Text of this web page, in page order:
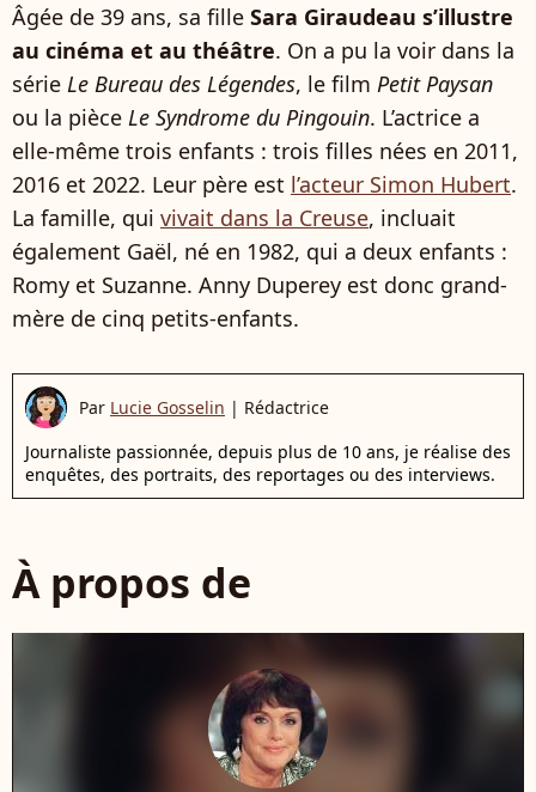
Âgée de 39 ans, sa fille Sara Giraudeau s’illustre
au cinéma et au théâtre. On a pu la voir dans la
série Le Bureau des Légendes, le film Petit Paysan
ou la pièce Le Syndrome du Pingouin. L’actrice a
elle-même trois enfants : trois filles nées en 2011,
2016 et 2022. Leur père est l’acteur Simon Hubert.
La famille, qui vivait dans la Creuse, incluait
également Gaël, né en 1982, qui a deux enfants :
Romy et Suzanne. Anny Duperey est donc grand-
mère de cinq petits-enfants.
Par Lucie Gosselin | Rédactrice
Journaliste passionnée, depuis plus de 10 ans, je réalise des
enquêtes, des portraits, des reportages ou des interviews.
À propos de